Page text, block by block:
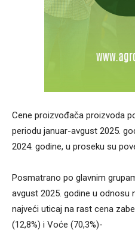
Cene proizvođača proizvoda
periodu januar-avgust 2025.
2024. godine, u proseku su
Posmatrano po glavnim
avgust 2025. godine u odnosu
najveći uticaj na rast cena
(12,8%) i Voće (70,3%)-